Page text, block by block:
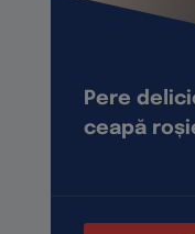
Pere
ceapă